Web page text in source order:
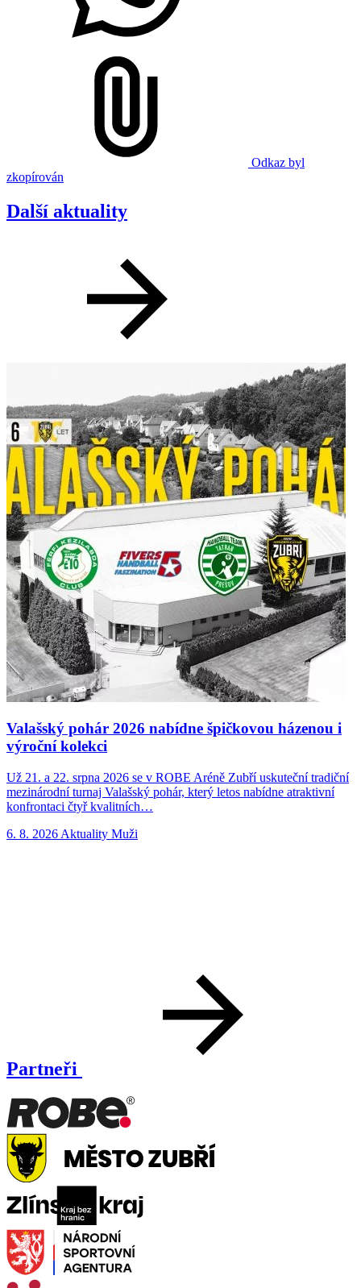
Odkaz byl
zkopírován
Další aktuality
Valašský pohár 2026 nabídne špičkovou házenou i
výroční kolekci
Už 21. a 22. srpna 2026 se v ROBE Aréně Zubří uskuteční tradiční
mezinárodní turnaj Valašský pohár, který letos nabídne atraktivní
konfrontaci čtyř kvalitních…
6. 8. 2026 Aktuality Muži
Partneři